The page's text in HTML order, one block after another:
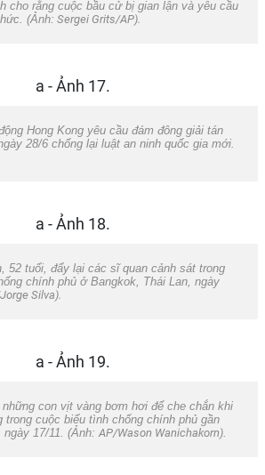
cho rằng cuộc bầu cử bị gian lận và yêu cầu
(Ảnh: Sergei Grits/AP).
Hong Kong yêu cầu đám đông giải tán
28/6 chống lại luật an ninh quốc gia mới.
52 tuổi, đẩy lại các sĩ quan cảnh sát trong
chính phủ ở Bangkok, Thái Lan, ngày
Silva).
con vịt vàng bơm hơi để che chắn khi
trong cuộc biểu tình chống chính phủ gần
ngày 17/11. (Ảnh:AP/Wason Wanichakorn).